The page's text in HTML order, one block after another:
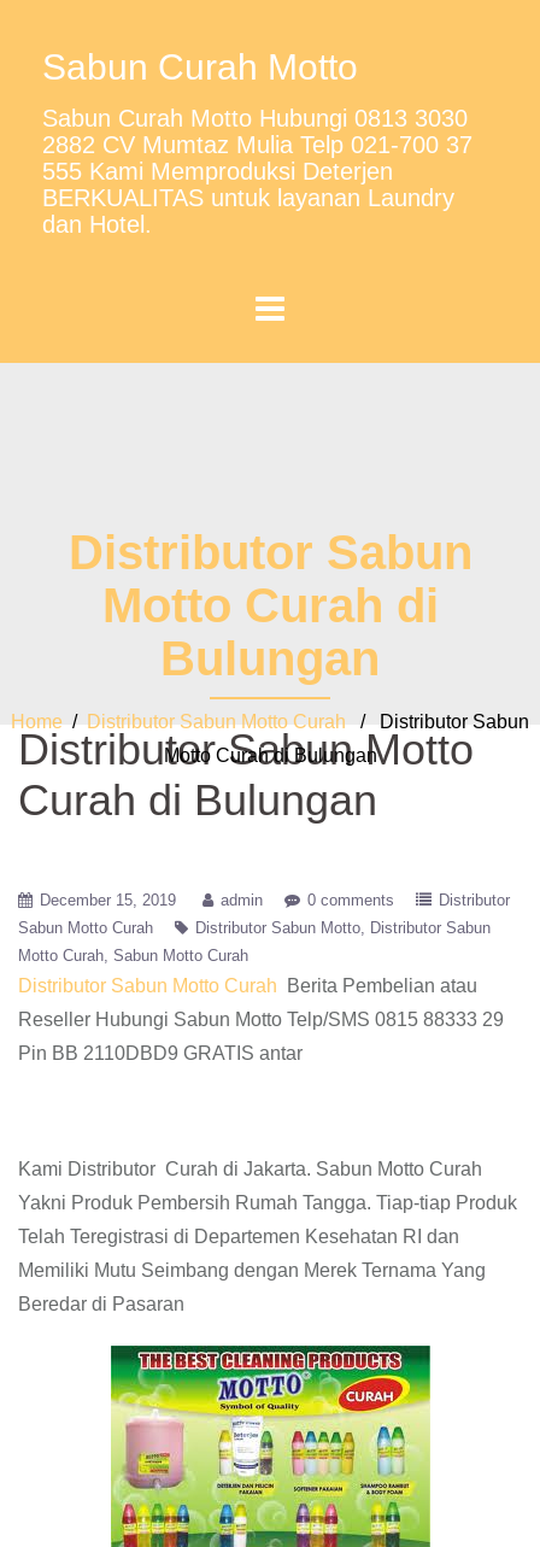
Sabun Curah Motto
Sabun Curah Motto Hubungi 0813 3030
2882 CV Mumtaz Mulia Telp 021-700 37
555 Kami Memproduksi Deterjen
BERKUALITAS untuk layanan Laundry
dan Hotel.
Distributor Sabun
Motto Curah di
Bulungan
Home / Distributor Sabun Motto Curah / Distributor Sabun
Motto Curah di Bulungan
Distributor Sabun Motto
Curah di Bulungan
December 15, 2019 admin 0 comments
Distributor
Sabun Motto Curah
Distributor Sabun Motto
Distributor Sabun
Motto Curah Sabun Motto Curah
Distributor Sabun Motto Curah
Berita Pembelian atau
Reseller Hubungi Sabun Motto Telp/SMS 0815 88333 29
Pin BB 2110DBD9 GRATIS antar
Kami Distributor Curah di Jakarta. Sabun Motto Curah
Yakni Produk Pembersih Rumah Tangga. Tiap-tiap Produk
Telah Teregistrasi di Departemen Kesehatan RI dan
Memiliki Mutu Seimbang dengan Merek Ternama Yang
Beredar di Pasaran